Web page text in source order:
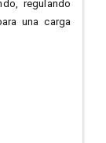
regulando
una carga